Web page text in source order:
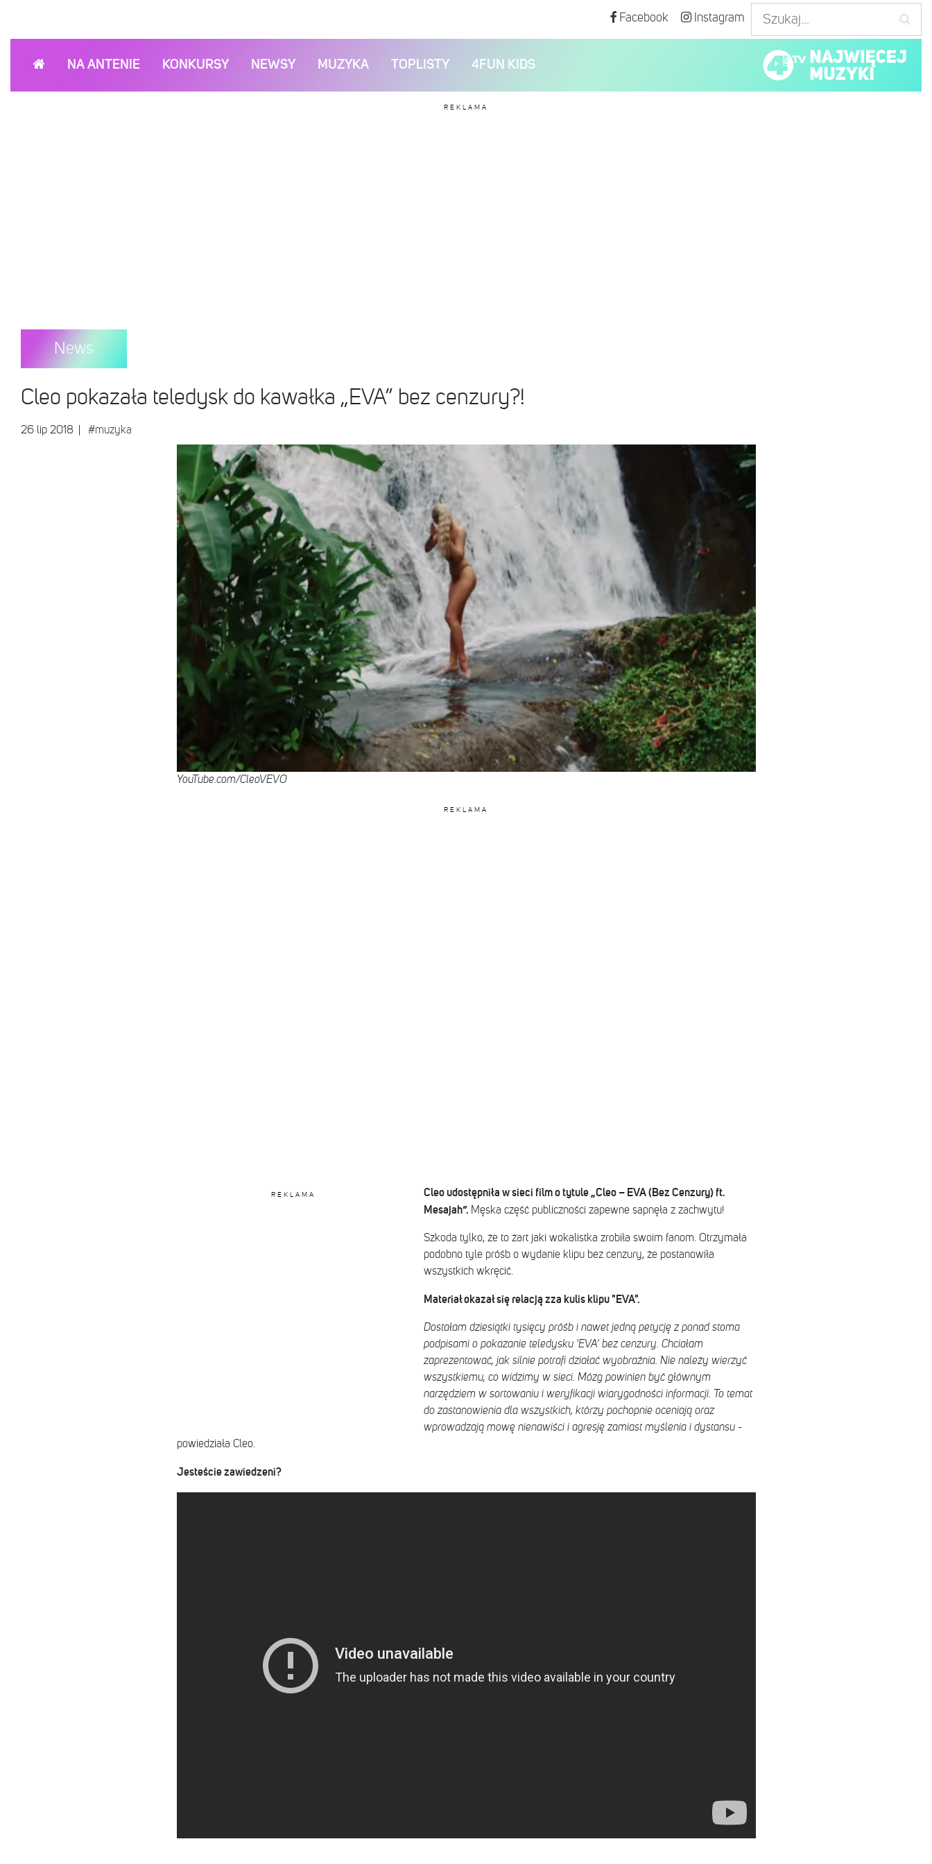
Facebook Instagram
NA ANTENIE KONKURSY NEWSY MUZYKA TOPLISTY 4FUN KIDS
REKLAMA
News
Cleo pokazała teledysk do kawałka „EVA” bez cenzury?!
26 lip 2018 #muzyka
YouTube.com/CleoVEVO
REKLAMA
REKLAMA
Cleo udostępniła w sieci film o tytule „Cleo – EVA (Bez Cenzury) ft.
Mesajah”. Męska część publiczności zapewne sapnęła z zachwytu!
Szkoda tylko, że to żart jaki wokalistka zrobiła swoim fanom. Otrzymała
podobno tyle próśb o wydanie klipu bez cenzury, że postanowiła
wszystkich wkręcić.
Materiał okazał się relacją zza kulis klipu "EVA".
Dostałam dziesiątki tysięcy próśb i nawet jedną petycję z ponad stoma
podpisami o pokazanie teledysku 'EVA' bez cenzury. Chciałam
zaprezentować, jak silnie potrafi działać wyobraźnia. Nie należy wierzyć
wszystkiemu, co widzimy w sieci. Mózg powinien być głównym
narzędziem w sortowaniu i weryfikacji wiarygodności informacji. To temat
do zastanowienia dla wszystkich, którzy pochopnie oceniają oraz
wprowadzają mowę nienawiści i agresję zamiast myślenia i dystansu-
powiedziała Cleo.
Jesteście zawiedzeni?